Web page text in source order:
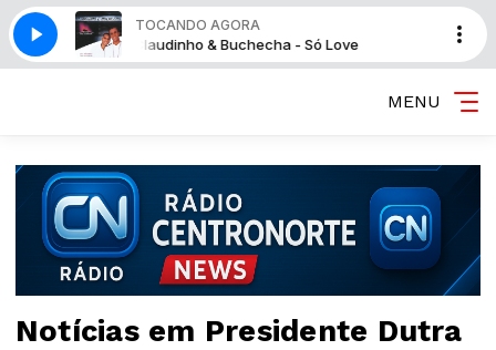
TOCANDO AGORA
Claudinho & Buchecha - Só Love
MENU
Notícias em Presidente Dutra